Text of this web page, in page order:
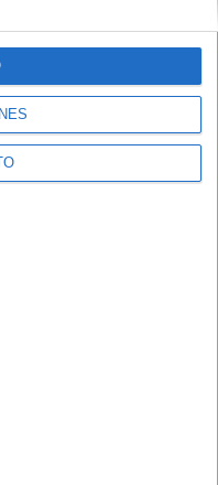
registrarte te daremos
100 consejos para tu